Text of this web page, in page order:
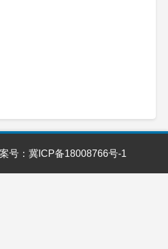
号：冀ICP备18008766号-1